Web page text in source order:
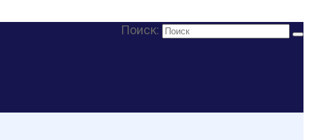
Поиск: